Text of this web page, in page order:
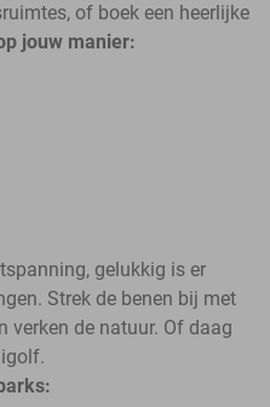
of boek een heerlijke
jouw manier:
gelukkig is er
Strek de benen bij met
verken de natuur. Of daag